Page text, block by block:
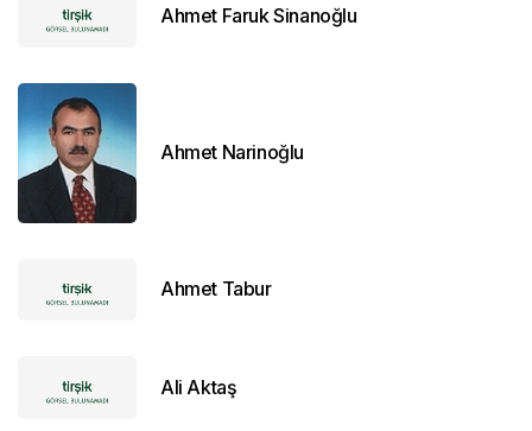
Ahmet Faruk Sinanoğlu
Ahmet Narinoğlu
Ahmet Tabur
Ali Aktaş